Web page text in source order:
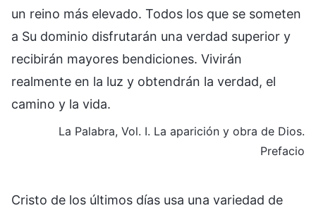
un reino más elevado. Todos los que se someten
a Su dominio disfrutarán una verdad superior y
recibirán mayores bendiciones. Vivirán
realmente en la luz y obtendrán la verdad, el
camino y la vida.
La Palabra, Vol. I. La aparición y obra de Dios.
Prefacio
Cristo de los últimos días usa una variedad de